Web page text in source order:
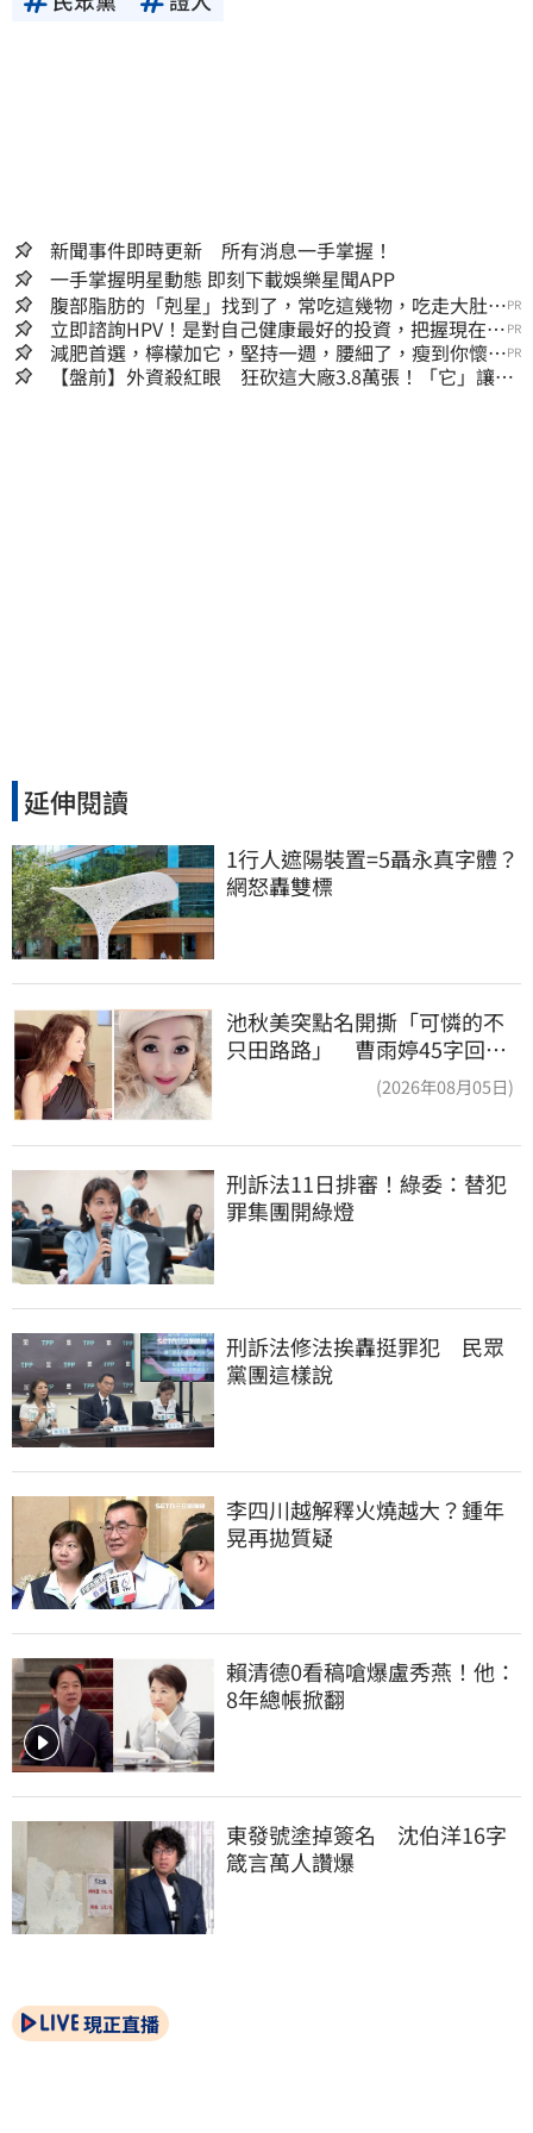
新聞事件即時更新 所有消息一手掌握！
一手掌握明星動態 即刻下載娛樂星聞APP
腹部脂肪的「剋星」找到了，常吃這幾物，吃走大肚
囊，瘦出小蠻腰
PR
立即諮詢HPV！是對自己健康最好的投資，把握現在不
嫌晚！
PR
減肥首選，檸檬加它，堅持一週，腰細了，瘦到你懷疑
人生
PR
【盤前】外資殺紅眼 狂砍這大廠3.8萬張！「它」讓99
延伸閱讀
1行人遮陽裝置=5聶永真字體？
網怒轟雙標
池秋美突點名開撕「可憐的不
只田路路」 曹雨婷45字回應
(2026年08月05日)
刑訴法11日排審！綠委：替犯
罪集團開綠燈
刑訴法修法挨轟挺罪犯　民眾
黨團這樣說
李四川越解釋火燒越大？鍾年
晃再拋質疑
賴清德0看稿嗆爆盧秀燕！他：
8年總帳掀翻
東發號塗掉簽名　沈伯洋16字
箴言萬人讚爆
現正直播